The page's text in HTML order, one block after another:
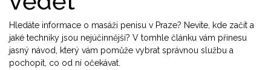
Hledáte informace o masáži penisu v Praze? Nevíte, kde začít a
jaké techniky jsou nejúčinnější? V tomhle článku vám přinesu
jasný návod, který vám pomůže vybrat správnou službu a
pochopit, co od ní očekávat.